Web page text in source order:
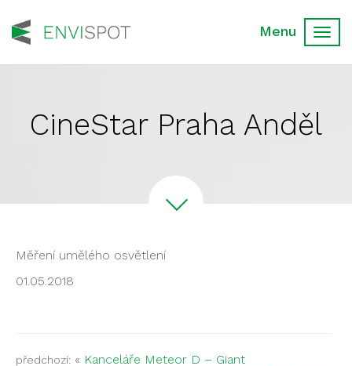
CineStar Praha Anděl
Měření umělého osvětlení
01.05.2018
předchozí: « Kanceláře Meteor D – Giant